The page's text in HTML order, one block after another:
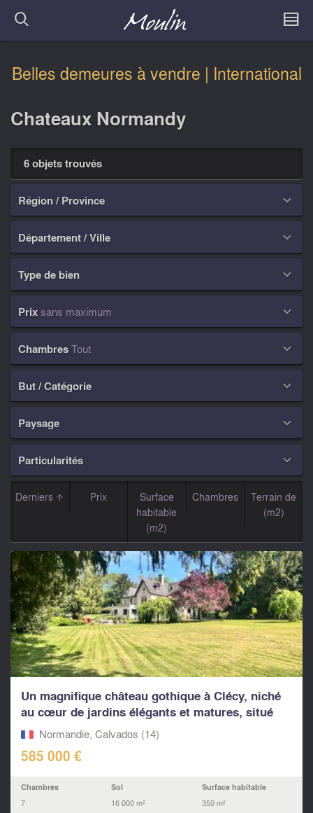
Belles demeures à vendre | International
Chateaux Normandy
6 objets trouvés
Région / Province 
Département / Ville 
Type de bien 
Prix sans maximum 
ChambresTout 
But / Catégorie 
Paysage 
Particularités 
Derniers Prix
Surface
habitable
(m2)
Chambres
Terrain de
(m2)
Un magnifique château gothique à Clécy, niché
au cœur de jardins élégants et matures, situé
en...Normandie, Calvados (14)
585 000 €
Chambres
7
Sol
16 000 m²
Surface habitable
350 m²